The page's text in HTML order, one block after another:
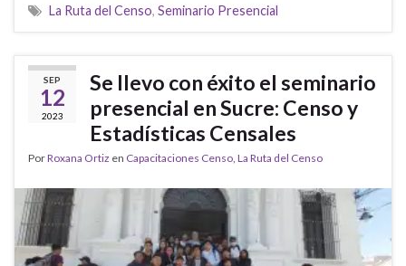
La Ruta del Censo, Seminario Presencial
SEP
12
2023
Se llevo con éxito el seminario
presencial en Sucre: Censo y
Estadísticas Censales
PorRoxana Ortiz en Capacitaciones Censo, La Ruta del Censo